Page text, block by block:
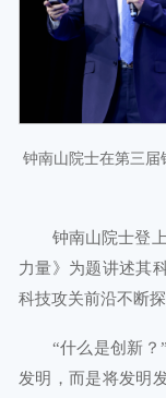
钟南山院士在第三
钟南山院士登
力量》为题讲述其
科技攻关前沿不断
“什么是创新
发明，而是将发明